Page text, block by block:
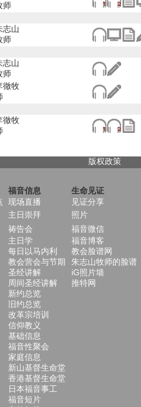
师
志山
师
志山
师
徹牧
徹牧
版权政策
福音信息 生命见证
现场直播 见证分享
主日崇拜 照片
祷告会 福音微信
主日学 福音博客
每日以马内利 教会脸谱网
教会营会与节期 朱志山牧师的脸谱
圣经讲解 iG照片墙
周间圣经讲解 推特网
新约总览
旧约总览
改革宗培训
信仰教义
基础信息
福音性聚会
家庭信息
新山基督生命堂
香港基督生命堂
日本福音事工
福音短片